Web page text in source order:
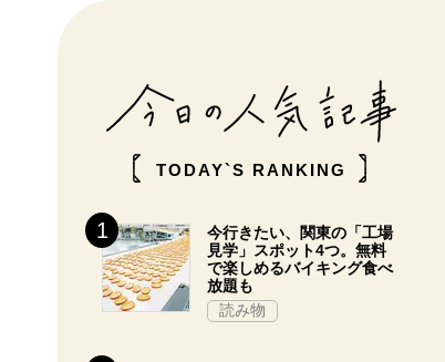
TODAY`S RANKING
今行きたい、関東の「工場
見学」スポット4つ。無料
で楽しめるバイキング食べ
放題も
読み物